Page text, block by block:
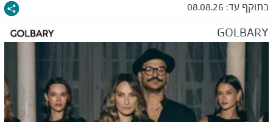
בתוקף עד: 08.08.26
GOLBARY